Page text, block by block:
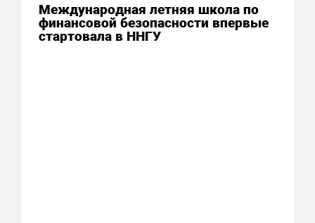
Международная летняя школа по
финансовой безопасности впервые
стартовала в ННГУ